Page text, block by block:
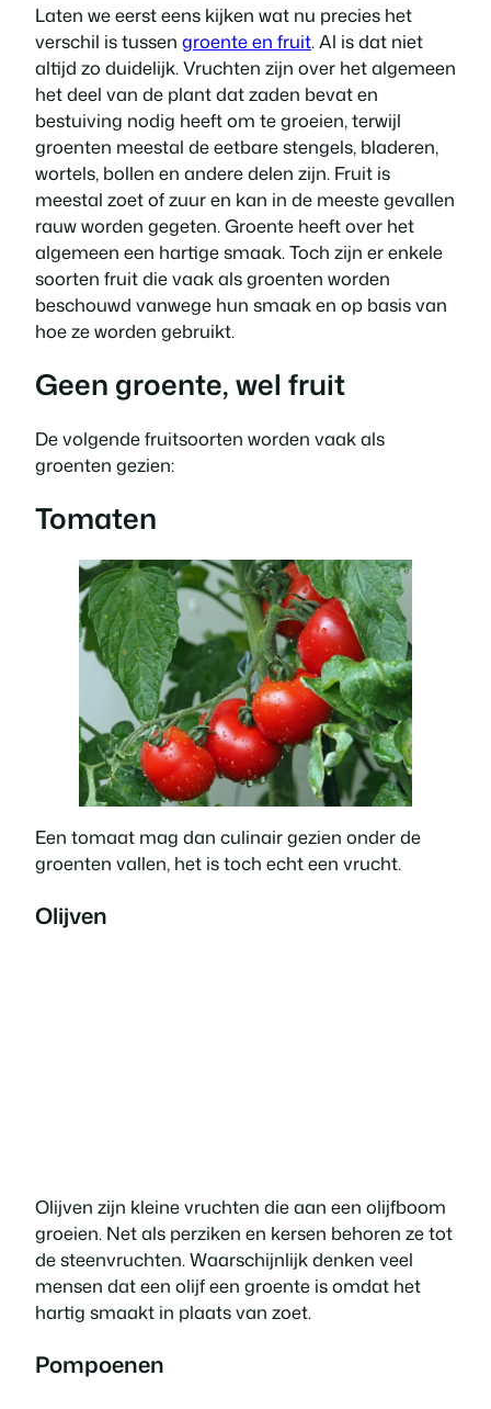
Laten we eerst eens kijken wat nu precies het
verschil is tussen groente en fruit. Al is dat niet
altijd zo duidelijk. Vruchten zijn over het algemeen
het deel van de plant dat zaden bevat en
bestuiving nodig heeft om te groeien, terwijl
groenten meestal de eetbare stengels, bladeren,
wortels, bollen en andere delen zijn. Fruit is
meestal zoet of zuur en kan in de meeste gevallen
rauw worden gegeten. Groente heeft over het
algemeen een hartige smaak. Toch zijn er enkele
soorten fruit die vaak als groenten worden
beschouwd vanwege hun smaak en op basis van
hoe ze worden gebruikt.
Geen groente, wel fruit
De volgende fruitsoorten worden vaak als
groenten gezien:
Tomaten
Een tomaat mag dan culinair gezien onder de
groenten vallen, het is toch echt een vrucht.
Olijven
Olijven zijn kleine vruchten die aan een olijfboom
groeien. Net als perziken en kersen behoren ze tot
de steenvruchten. Waarschijnlijk denken veel
mensen dat een olijf een groente is omdat het
hartig smaakt in plaats van zoet.
Pompoenen